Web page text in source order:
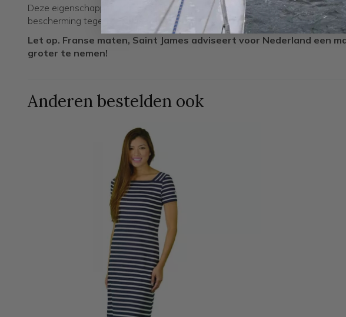
Deze eigenschappen maken de jurk ideaal voor zonnige dagen en bieden
bescherming tegen de schadelijke effecten van de zon.
Let op. Franse maten, Saint James adviseert voor Nederland een
groter te nemen!
Anderen bestelden ook